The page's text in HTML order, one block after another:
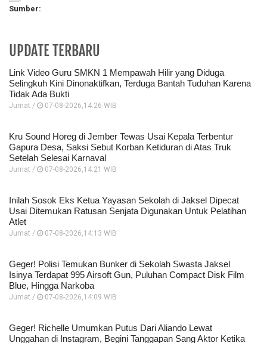
Sumber:
UPDATE TERBARU
Link Video Guru SMKN 1 Mempawah Hilir yang Diduga
Selingkuh Kini Dinonaktifkan, Terduga Bantah Tuduhan Karena
Tidak Ada Bukti
Jumat / 07-08-2026,14:26 WIB
Kru Sound Horeg di Jember Tewas Usai Kepala Terbentur
Gapura Desa, Saksi Sebut Korban Ketiduran di Atas Truk
Setelah Selesai Karnaval
Jumat / 07-08-2026,14:21 WIB
Inilah Sosok Eks Ketua Yayasan Sekolah di Jaksel Dipecat
Usai Ditemukan Ratusan Senjata Digunakan Untuk Pelatihan
Atlet
Jumat / 07-08-2026,14:13 WIB
Geger! Polisi Temukan Bunker di Sekolah Swasta Jaksel
Isinya Terdapat 995 Airsoft Gun, Puluhan Compact Disk Film
Blue, Hingga Narkoba
Jumat / 07-08-2026,14:09 WIB
Geger! Richelle Umumkan Putus Dari Aliando Lewat
Unggahan di Instagram, Begini Tanggapan Sang Aktor Ketika